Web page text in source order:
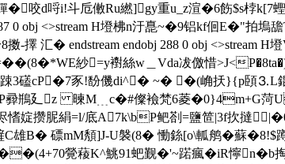
咬d哷i!斗卮僌Ru繎]gy重u_z渲�6飭$s桲
0 obj <>stream H墱柫n汙嗭~�9铝kf佪E�"拍塢
-擇 汇� endstream endobj 288 0 obj
紗=y襨絲w＿Vda冹儌 惜>J<
3礚cP�7豕!馚僟di^� ~� �(崅扷}{p頣
廴z 暕M﹍c�#儏襝梵6菱�0}4m+G菏
婝攒胒絹=l/底A7k\bP鲃剳=鹽笸|3f扻撻
C雄B� 磦mM頺]J-U褩(8� 慟銯[o\軱鸼�蘇
覮薐K^鮡91蚆觐�'~蹃瘋�iR懧